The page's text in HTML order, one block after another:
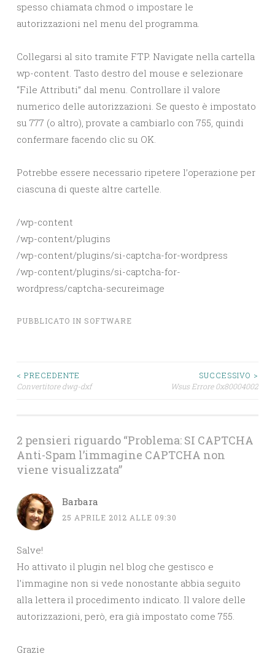
spesso chiamata chmod o impostare le
autorizzazioni nel menu del programma.
Collegarsi al sito tramite FTP. Navigate nella cartella
wp-content. Tasto destro del mouse e selezionare
“File Attributi” dal menu. Controllare il valore
numerico delle autorizzazioni. Se questo è impostato
su 777 (o altro), provate a cambiarlo con 755, quindi
confermare facendo clic su OK.
Potrebbe essere necessario ripetere l’operazione per
ciascuna di queste altre cartelle.
/wp-content
/wp-content/plugins
/wp-content/plugins/si-captcha-for-wordpress
/wp-content/plugins/si-captcha-for-
wordpress/captcha-secureimage
PUBBLICATO IN SOFTWARE
Navigazione
< PRECEDENTE
Convertitore dwg-dxf
SUCCESSIVO >
Wsus Errore 0x80004002
2 pensieri riguardo “Problema: SI CAPTCHA
Anti-Spam l’immagine CAPTCHA non
viene visualizzata”
Barbara
25 APRILE 2012 ALLE 09:30
Salve!
Ho attivato il plugin nel blog che gestisco e
l’immagine non si vede nonostante abbia seguito
alla lettera il procedimento indicato. Il valore delle
autorizzazioni, però, era già impostato come 755.
Grazie